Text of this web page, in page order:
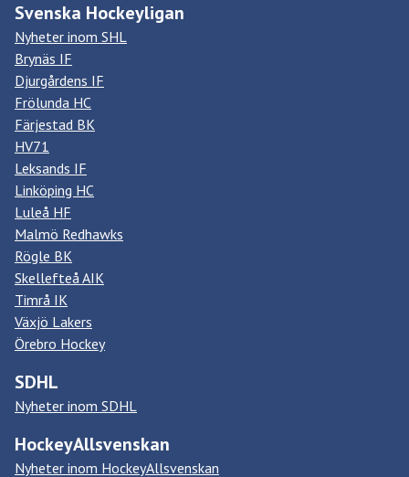
Svenska Hockeyligan
Nyheter inom SHL
Brynäs IF
Djurgårdens IF
Frölunda HC
Färjestad BK
HV71
Leksands IF
Linköping HC
Luleå HF
Malmö Redhawks
Rögle BK
Skellefteå AIK
Timrå IK
Växjö Lakers
Örebro Hockey
SDHL
Nyheter inom SDHL
HockeyAllsvenskan
Nyheter inom HockeyAllsvenskan